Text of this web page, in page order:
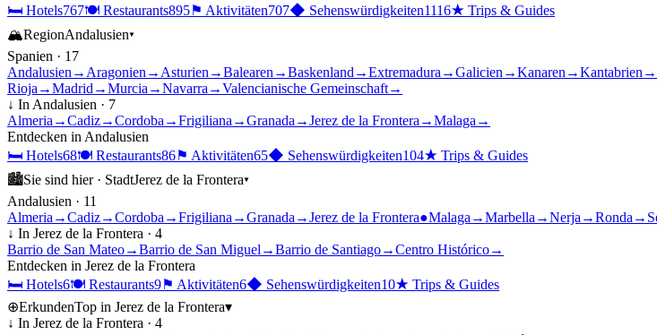
🛏 Hotels767🍽 Restaurants895⚑ Aktivitäten707◆ Sehenswürdigkeiten1116★ Trips & Guides
🏔RegionAndalusien▾
Spanien · 17
Andalusien → Aragonien → Asturien →Balearen →Baskenland →Extremadura →Galicien →Kanaren →Kantabrien →
Rioja →Madrid →Murcia →Navarra →Valencianische Gemeinschaft→
↓ In Andalusien · 7
Almeria →Cadiz→Cordoba →Frigiliana →Granada →Jerez de la Frontera →Malaga →
Entdecken in Andalusien
🛏 Hotels68🍽 Restaurants86⚑ Aktivitäten65◆ Sehenswürdigkeiten104★ Trips & Guides
🏙Sie sind hier · StadtJerez de la Frontera▾
Andalusien · 11
Almeria →Cadiz→Cordoba →Frigiliana →Granada →Jerez de la Frontera●Malaga →Marbella →Nerja →Ronda →
↓ In Jerez de la Frontera · 4
Barrio de San Mateo→Barrio de San Miguel →Barrio de Santiago→Centro Histórico→
Entdecken in Jerez de la Frontera
🛏 Hotels6🍽 Restaurants9⚑ Aktivitäten6◆ Sehenswürdigkeiten10★ Trips & Guides
⊕ErkundenTop in Jerez de la Frontera▾
↓ In Jerez de la Frontera · 4